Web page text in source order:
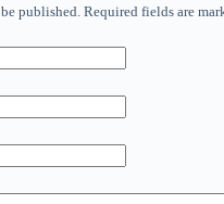
published. Required fields are